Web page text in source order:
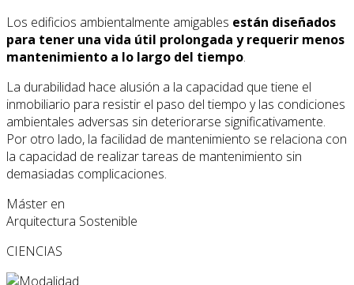
Los edificios ambientalmente amigables están diseñados
para tener una vida útil prolongada y requerir menos
mantenimiento a lo largo del tiempo.
La durabilidad hace alusión a la capacidad que tiene el
inmobiliario para resistir el paso del tiempo y las condiciones
ambientales adversas sin deteriorarse significativamente.
Por otro lado, la facilidad de mantenimiento se relaciona con
la capacidad de realizar tareas de mantenimiento sin
demasiadas complicaciones.
Máster en
Arquitectura Sostenible
CIENCIAS